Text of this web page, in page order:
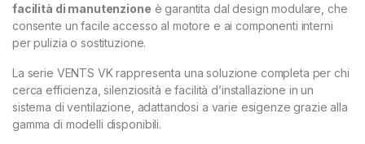
facilità di manutenzione è garantita dal design modulare, che
consente un facile accesso al motore e ai componenti interni
per pulizia o sostituzione.
La serie VENTS VK rappresenta una soluzione completa per chi
cerca efficienza, silenziosità e facilità d’installazione in un
sistema di ventilazione, adattandosi a varie esigenze grazie alla
gamma di modelli disponibili.